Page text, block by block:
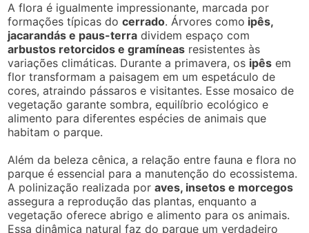
A flora é igualmente impressionante, marcada por
formações típicas docerrado. Árvores como ipês,
jacarandás e paus-terra dividem espaço com
arbustos retorcidos e gramíneas resistentes às
variações climáticas. Durante a primavera, os ipês em
flor transformam a paisagem em um espetáculo de
cores, atraindo pássaros e visitantes. Esse mosaico de
vegetação garante sombra, equilíbrio ecológico e
alimento para diferentes espécies de animais que
habitam o parque.
Além da beleza cênica, a relação entre fauna e flora no
parque é essencial para a manutenção do ecossistema.
A polinização realizada poraves, insetos e morcegos
assegura a reprodução das plantas, enquanto a
vegetação oferece abrigo e alimento para os animais.
Essa dinâmica natural faz do parque um verdadeiro